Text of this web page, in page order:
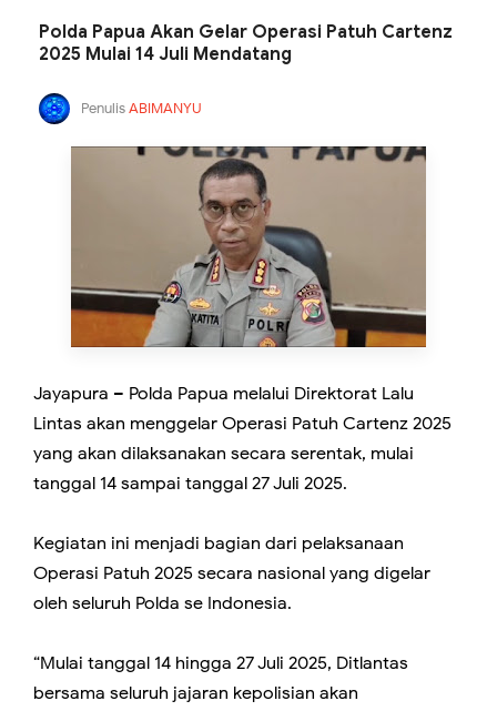
Polda Papua Akan Gelar Operasi Patuh Cartenz
2025 Mulai 14 Juli Mendatang
PenulisABIMANYU
Jayapura – Polda Papua melalui Direktorat Lalu
Lintas akan menggelar Operasi Patuh Cartenz 2025
yang akan dilaksanakan secara serentak, mulai
tanggal 14 sampai tanggal 27 Juli 2025.
Kegiatan ini menjadi bagian dari pelaksanaan
Operasi Patuh 2025 secara nasional yang digelar
oleh seluruh Polda se Indonesia.
“Mulai tanggal 14 hingga 27 Juli 2025, Ditlantas
bersama seluruh jajaran kepolisian akan